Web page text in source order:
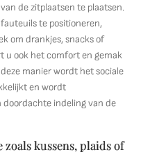
de zitplaatsen te plaatsen.
te positioneren,
om drankjes, snacks of
u ook het comfort en gemak
manier wordt het sociale
en wordt
indeling van de
kussens, plaids of